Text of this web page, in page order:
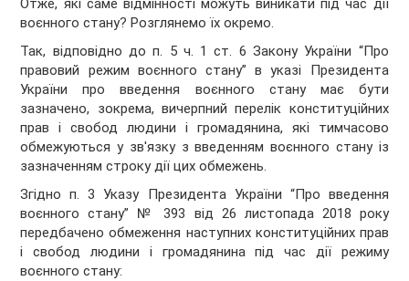
Отже, які саме відмінності можуть виникати під час дії
воєнного стану? Розглянемо їх окремо.
Так, відповідно до п. 5 ч. 1 ст. 6 Закону України “Про
правовий режим воєнного стану” в указі Президента
України про введення воєнного стану має бути
зазначено, зокрема, вичерпний перелік конституційних
прав і свобод людини і громадянина, які тимчасово
обмежуються у зв'язку з введенням воєнного стану із
зазначенням строку дії цих обмежень.
Згідно п. 3 Указу Президента України “Про введення
воєнного стану” № 393 від 26 листопада 2018 року
передбачено обмеження наступних конституційних прав
і свобод людини і громадянина під час дії режиму
воєнного стану: